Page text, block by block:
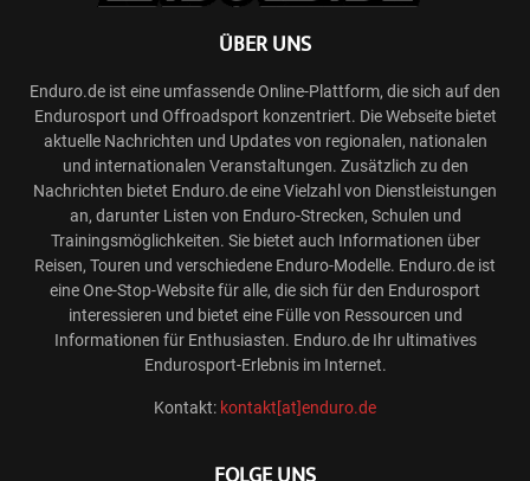
ÜBER UNS
Enduro.de ist eine umfassende Online-Plattform, die sich auf den
Endurosport und Offroadsport konzentriert. Die Webseite bietet
aktuelle Nachrichten und Updates von regionalen, nationalen
und internationalen Veranstaltungen. Zusätzlich zu den
Nachrichten bietet Enduro.de eine Vielzahl von Dienstleistungen
an, darunter Listen von Enduro-Strecken, Schulen und
Trainingsmöglichkeiten. Sie bietet auch Informationen über
Reisen, Touren und verschiedene Enduro-Modelle. Enduro.de ist
eine One-Stop-Website für alle, die sich für den Endurosport
interessieren und bietet eine Fülle von Ressourcen und
Informationen für Enthusiasten. Enduro.de Ihr ultimatives
Endurosport-Erlebnis im Internet.
Kontakt: kontakt[at]enduro.de